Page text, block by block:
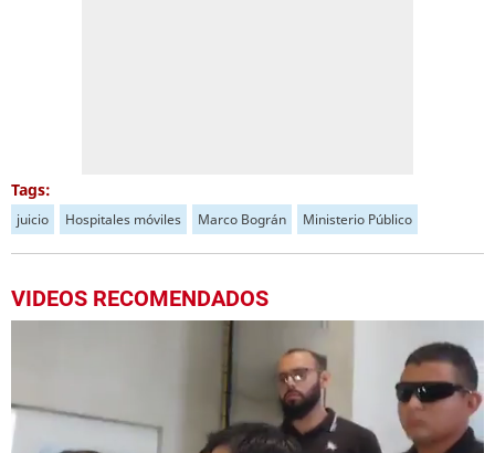
Tags:
juicio Hospitales móviles Marco Bográn Ministerio Público
VIDEOS RECOMENDADOS